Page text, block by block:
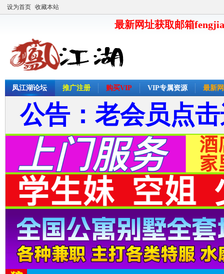
设为首页 收藏本站
最新网址获取邮箱
凤江湖论坛 推广注册 购买VIP VIP专属资源 最新
公告：老会员点